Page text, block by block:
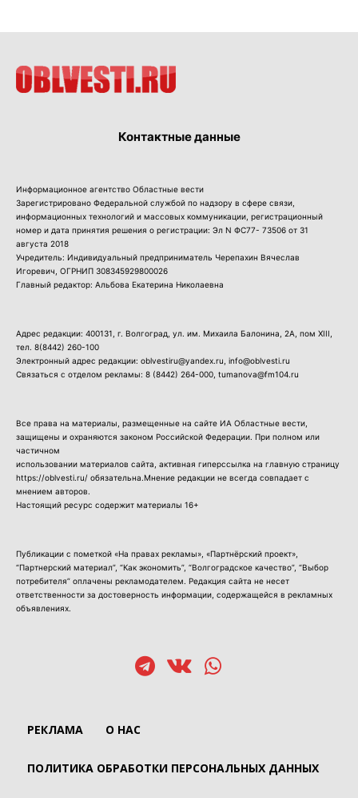
Контактные данные
Информационное агентство Областные вести
Зарегистрировано Федеральной службой по надзору в сфере связи,
информационных технологий и массовых коммуникации, регистрационный
номер и дата принятия решения о регистрации: Эл N ФС77- 73506 от 31
августа 2018
Учредитель: Индивидуальный предприниматель Черепахин Вячеслав
Игоревич, ОГРНИП 308345929800026
Главный редактор: Альбова Екатерина Николаевна
Адрес редакции: 400131, г. Волгоград, ул. им. Михаила Балонина, 2А, пом XIII,
тел. 8(8442) 260-100
Электронный адрес редакции: oblvestiru@yandex.ru, info@oblvesti.ru
Связаться с отделом рекламы: 8 (8442) 264-000 , tumanova@fm104.ru
Все права на материалы, размещенные на сайте ИА Областные вести,
защищены и охраняются законом Российской Федерации. При полном или
частичном
использовании материалов сайта, активная гиперссылка на главную страницу
https://oblvesti.ru/ обязательна.Мнение редакции не всегда совпадает с
мнением авторов.
Настоящий ресурс содержит материалы 16+
Публикации с пометкой «На правах рекламы», «Партнёрский проект»,
“Партнерский материал”, “Как экономить”, “Волгоградское качество”, “Выбор
потребителя” оплачены рекламодателем. Редакция сайта не несет
ответственности за достоверность информации, содержащейся в рекламных
объявлениях.
РЕКЛАМА О НАС
ПОЛИТИКА ОБРАБОТКИ ПЕРСОНАЛЬНЫХ ДАННЫХ